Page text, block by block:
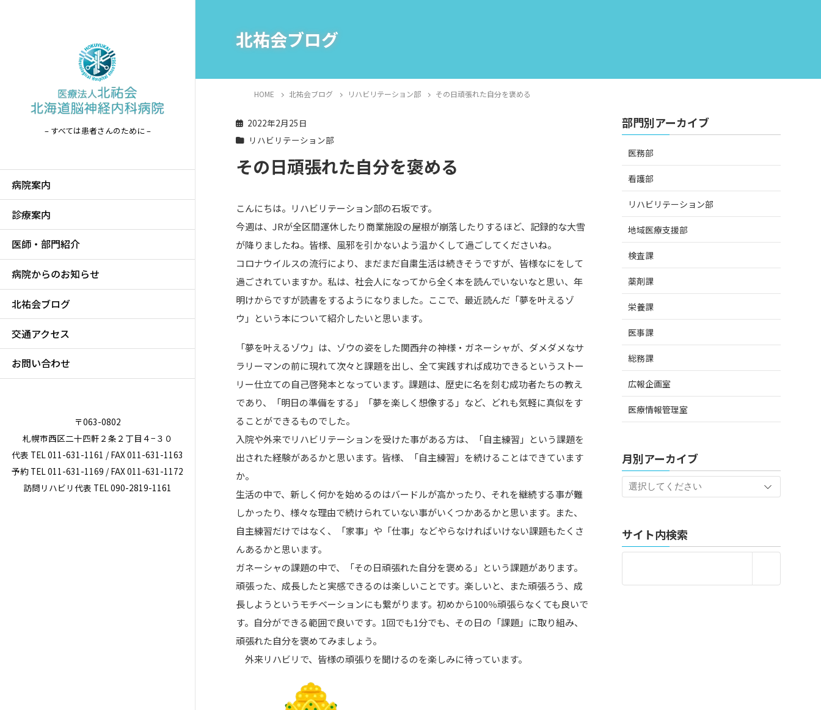
– すべては患者さんのために –
病院案内
診療案内
医師・部門紹介
病院からのお知らせ
北祐会ブログ
交通アクセス
お問い合わせ
〒063-0802
札幌市西区二十四軒２条２丁目４−３０
代表 TEL 011-631-1161 / FAX 011-631-1163
予約 TEL 011-631-1169 / FAX 011-631-1172
訪問リハビリ代表 TEL 090-2819-1161
北祐会ブログ
HOME 北祐会ブログ リハビリテーション部 その日頑張れた自分を褒める
2022年2月25日
リハビリテーション部
その日頑張れた自分を褒める
こんにちは。リハビリテーション部の石坂です。
今週は、JRが全区間運休したり商業施設の屋根が崩落したりするほど、記録的な大雪
が降りましたね。皆様、風邪を引かないよう温かくして過ごしてくださいね。
コロナウイルスの流行により、まだまだ自粛生活は続きそうですが、皆様なにをして
過ごされていますか。私は、社会人になってから全く本を読んでいないなと思い、年
明けからですが読書をするようになりました。ここで、最近読んだ「夢を叶えるゾ
ウ」という本について紹介したいと思います。
「夢を叶えるゾウ」は、ゾウの姿をした関西弁の神様・ガネーシャが、ダメダメなサ
ラリーマンの前に現れて次々と課題を出し、全て実践すれば成功できるというストー
リー仕立ての自己啓発本となっています。課題は、歴史に名を刻む成功者たちの教え
であり、「明日の準備をする」「夢を楽しく想像する」など、どれも気軽に真似をす
ることができるものでした。
入院や外来でリハビリテーションを受けた事がある方は、「自主練習」という課題を
出された経験があるかと思います。皆様、「自主練習」を続けることはできています
か。
生活の中で、新しく何かを始めるのはバードルが高かったり、それを継続する事が難
しかったり、様々な理由で続けられていない事がいくつかあるかと思います。また、
自主練習だけではなく、「家事」や「仕事」などやらなければいけない課題もたくさ
んあるかと思います。
ガネーシャの課題の中で、「その日頑張れた自分を褒める」という課題があります。
頑張った、成長したと実感できるのは楽しいことです。楽しいと、また頑張ろう、成
長しようというモチベーションにも繋がります。初めから100％頑張らなくても良いで
す。自分ができる範囲で良いです。1回でも1分でも、その日の「課題」に取り組み、
頑張れた自分を褒めてみましょう。
外来リハビリで、皆様の頑張りを聞けるのを楽しみに待っています。
部門別アーカイブ
医務部
看護部
リハビリテーション部
地域医療支援部
検査課
薬剤課
栄養課
医事課
総務課
広報企画室
医療情報管理室
月別アーカイブ
サイト内検索